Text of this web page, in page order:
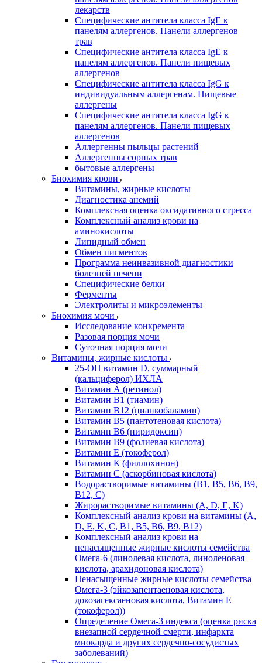
лекарств
Специфические антитела класса IgE к
панелям аллергенов. Панели аллергенов
трав
Специфические антитела класса IgE к
панелям аллергенов. Панели пищевых
аллергенов
Специфические антитела класса IgG к
индивидуальным аллергенам. Пищевые
аллергены
Специфические антитела класса IgG к
панелям аллергенов. Панели пищевых
аллергенов
Аллергенны пыльцы растений
Аллергенны сорных трав
бытовые аллергены
Биохимия крови
Витамины, жирные кислоты
Диагностика анемий
Комплексная оценка оксидативного стресса
Комплексный анализ крови на
аминокислоты
Липидный обмен
Обмен пигментов
Программа неинвазивной диагностики
болезней печени
Специфические белки
Ферменты
Электролиты и микроэлементы
Биохимия мочи
Исследование конкремента
Разовая порция мочи
Суточная порция мочи
Витамины, жирные кислоты
25-OH витамин D, суммарный
(кальциферол) ИХЛА
Витамин А (ретинол)
Витамин В1 (тиамин)
Витамин В12 (цианкобаламин)
Витамин В5 (пантотеновая кислота)
Витамин В6 (пиридоксин)
Витамин В9 (фолиевая кислота)
Витамин Е (токоферол)
Витамин К (филлохинон)
Витамин С (аскорбиновая кислота)
Водорастворимые витамины (B1, B5, B6, В9,
В12, С)
Жирорастворимые витамины (A, D, E, K)
Комплексный анализ крови на витамины (A,
D, E, K, C, B1, B5, B6, В9, B12)
Комплексный анализ крови на
ненасыщенные жирные кислоты семейства
Омега-6 (линолевая кислота, линоленовая
кислота, арахидоновая кислота)
Ненасыщенные жирные кислоты семейства
Омега-3 (эйкозапентаеновая кислота,
докозагексаеновая кислота, Витамин E
(токоферол))
Определение Омега-3 индекса (оценка риска
внезапной сердечной смерти, инфаркта
миокарда и других сердечно-сосудистых
заболеваний)